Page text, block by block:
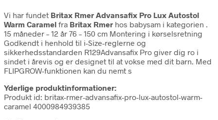
Vi har fundet Britax Rmer Advansafix Pro Lux Autostol
Warm Caramel fra Britax Rmer hos babysam i kategorien .
15 måneder – 12 år 76 – 150 cm Montering i kørselsretning
Godkendt i henhold til i-Size-reglerne og
sikkerhedsstandarden R129Advansafix Pro giver dig ro i
sindet i årevis og er designet til at vokse med dit barn. Med
FLIPGROW-funktionen kan du nemt s
Yderlige produktinformationer:
Produkt id: britax-rmer-advansafix-pro-lux-autostol-warm-
caramel 4000984939385